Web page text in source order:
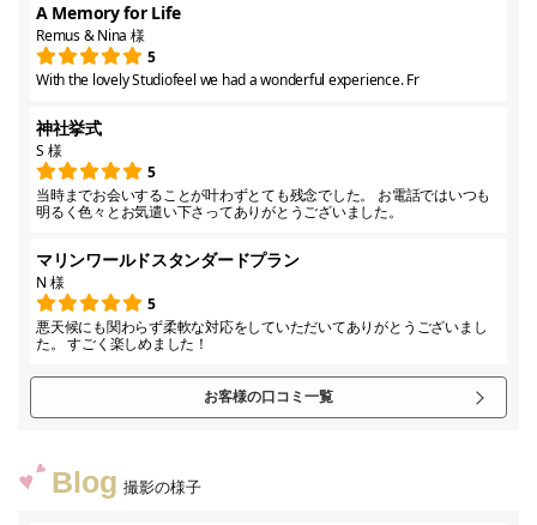
A Memory for Life
Remus & Nina 様
5
With the lovely Studiofeel we had a wonderful experience. Fr
神社挙式
S 様
5
当時までお会いすることが叶わずとても残念でした。 お電話ではいつも
明るく色々とお気遣い下さってありがとうございました。
マリンワールドスタンダードプラン
N 様
5
悪天候にも関わらず柔軟な対応をしていただいてありがとうございまし
た。 すごく楽しめました！
お客様の口コミ一覧
Blog 撮影の様子